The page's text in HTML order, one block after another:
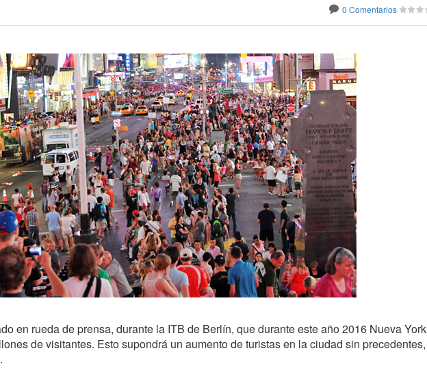
0 Comentarios
en rueda de prensa, durante la ITB de Berlín, que durante este año 2016 Nueva York
de visitantes. Esto supondrá un aumento de turistas en la ciudad sin precedentes,